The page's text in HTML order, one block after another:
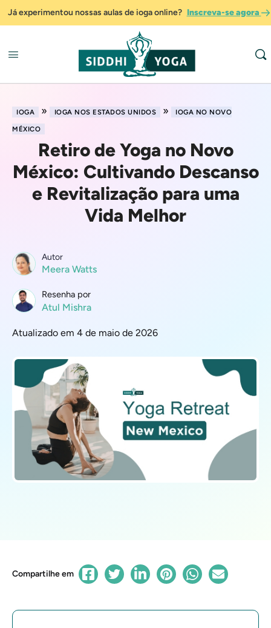
Já experimentou nossas aulas de ioga online? Inscreva-se agora
IOGA » IOGA NOS ESTADOS UNIDOS »
IOGA NO NOVO
MÉXICO
Retiro de Yoga no Novo
México: Cultivando Descanso
e Revitalização para uma
Vida Melhor
Autor
Meera Watts
Resenha por
Atul Mishra
Atualizado em 4 de maio de 2026
Compartilhe em